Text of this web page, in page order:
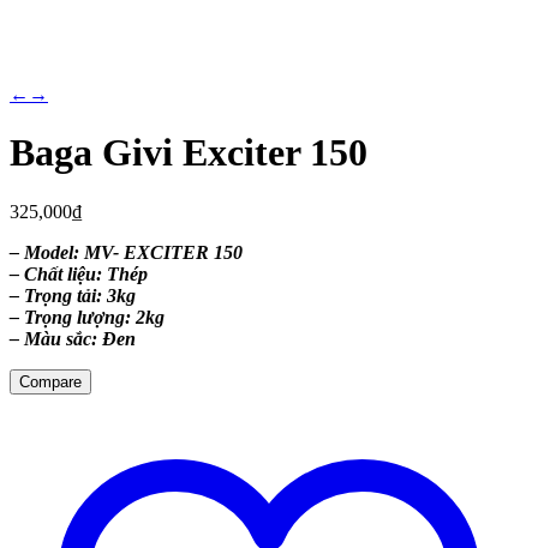
← →
Baga Givi Exciter 150
325,000₫
– Model: MV- EXCITER 150
– Chất liệu: Thép
– Trọng tải: 3kg
– Trọng lượng: 2kg
– Màu sắc: Đen
Compare